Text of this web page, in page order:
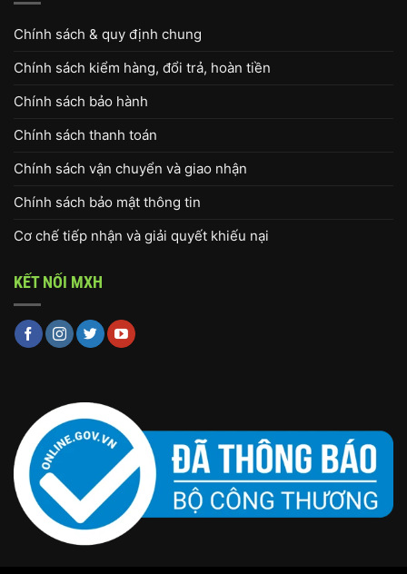
Chính sách & quy định chung
Chính sách kiểm hàng, đổi trả, hoàn tiền
Chính sách bảo hành
Chính sách thanh toán
Chính sách vận chuyển và giao nhận
Chính sách bảo mật thông tin
Cơ chế tiếp nhận và giải quyết khiếu nại
KẾT NỐI MXH